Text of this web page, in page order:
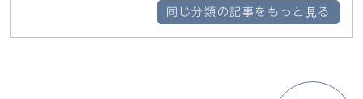
同じ分類の記事をもっと見る